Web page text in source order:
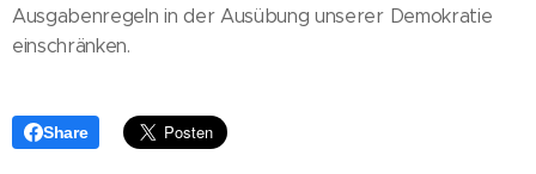
Ausgabenregeln in der Ausübung unserer Demokratie
einschränken.
Share